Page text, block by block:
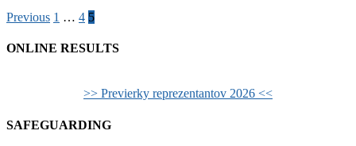
Previous 1 … 4 5
ONLINE RESULTS
>> Previerky reprezentantov 2026 <<
SAFEGUARDING